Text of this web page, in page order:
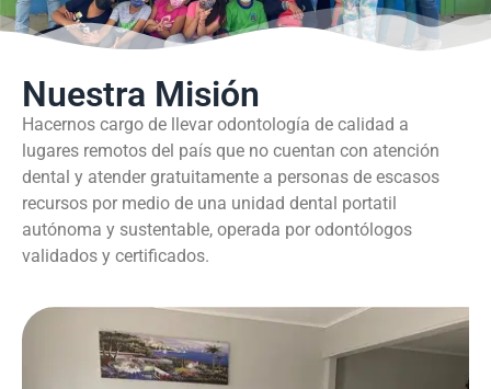
Nuestra Misión
Hacernos cargo de llevar odontología de calidad a
lugares remotos del país que no cuentan con atención
dental y atender gratuitamente a personas de escasos
recursos por medio de una unidad dental portatil
autónoma y sustentable, operada por odontólogos
validados y certificados.